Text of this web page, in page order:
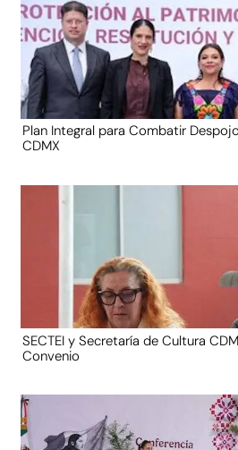
Plan Integral para Combatir
CDMX
SECTEI y Secretaría de Cultura
Convenio